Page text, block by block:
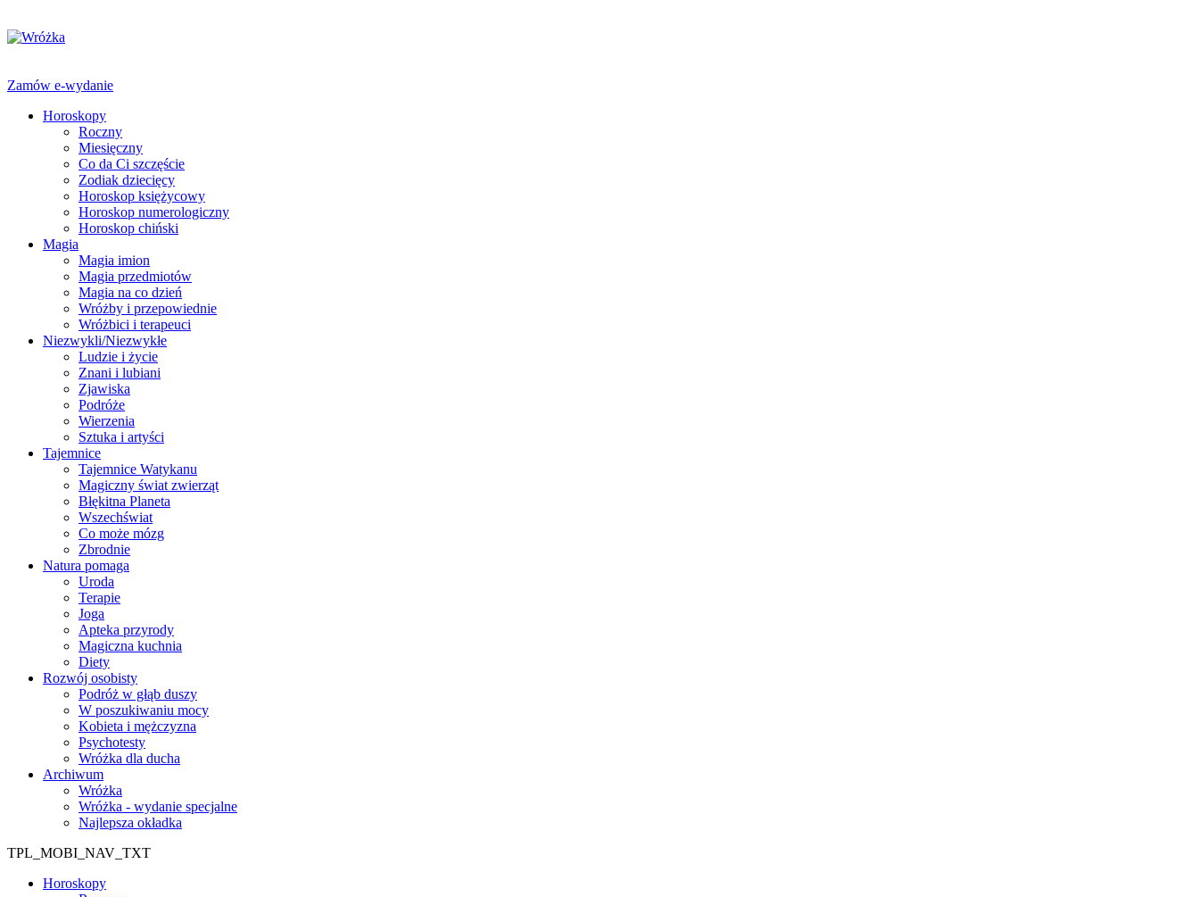
Zamów e-wydanie
Horoskopy
Roczny
Miesięczny
Co da Ci szczęście
Zodiak dziecięcy
Horoskop księżycowy
Horoskop numerologiczny
Horoskop chiński
Magia
Magia imion
Magia przedmiotów
Magia na co dzień
Wróżby i przepowiednie
Wróżbici i terapeuci
Niezwykli/Niezwykłe
Ludzie i życie
Znani i lubiani
Zjawiska
Podróże
Wierzenia
Sztuka i artyści
Tajemnice
Tajemnice Watykanu
Magiczny świat zwierząt
Błękitna Planeta
Wszechświat
Co może mózg
Zbrodnie
Natura pomaga
Uroda
Terapie
Joga
Apteka przyrody
Magiczna kuchnia
Diety
Rozwój osobisty
Podróż w głąb duszy
W poszukiwaniu mocy
Kobieta i mężczyzna
Psychotesty
Wróżka dla ducha
Archiwum
Wróżka
Wróżka - wydanie specjalne
Najlepsza okładka
TPL_MOBI_NAV_TXT
Horoskopy